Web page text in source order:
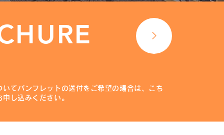
いてパンフレットの送付をご希望の場合は、こち
し込みください。